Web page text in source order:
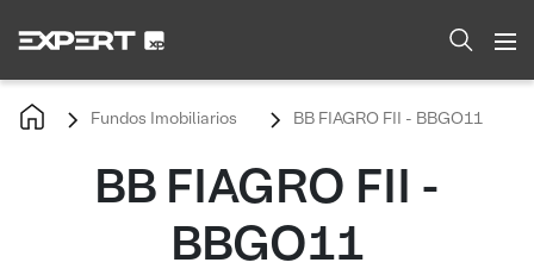
Fundos Imobiliarios BB FIAGRO FII - BBGO11
BB FIAGRO FII -
BBGO11